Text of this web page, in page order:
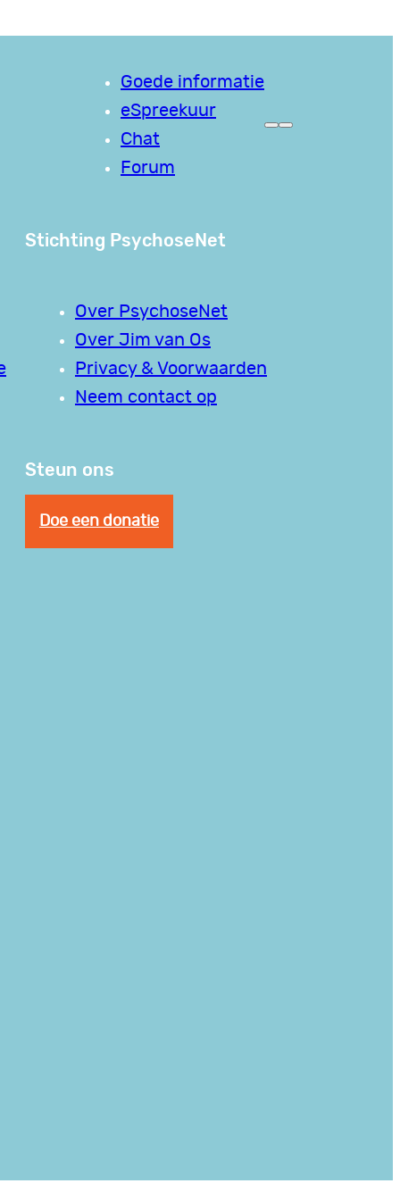
Goede informatie
eSpreekuur
Chat
Forum
Stichting PsychoseNet
Over PsychoseNet
Over Jim van Os
Privacy & Voorwaarden
Neem contact op
Steun ons
Doe een donatie